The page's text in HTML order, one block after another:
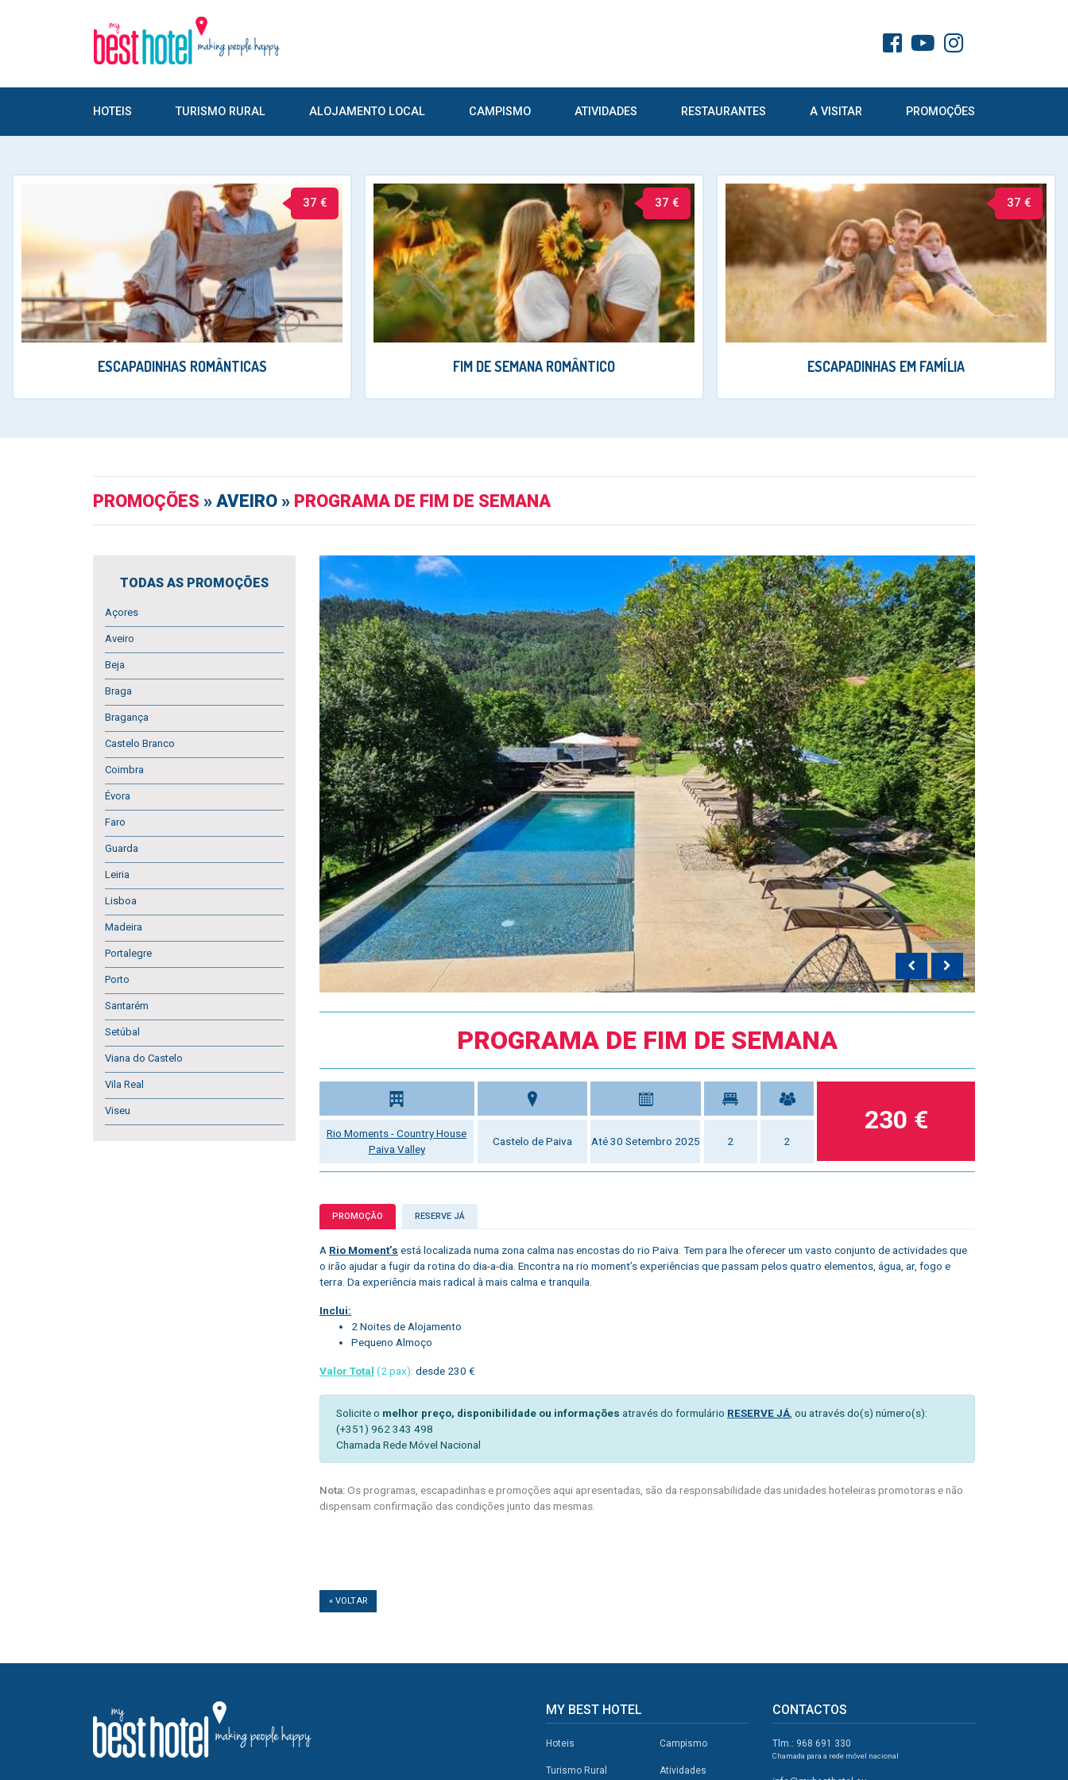
HOTEIS TURISMO RURAL ALOJAMENTO LOCAL CAMPISMO ATIVIDADES RESTAURANTES A VISITAR PROMOÇÕES
37 €
ESCAPADINHAS ROMÂNTICAS
37 €
FIM DE SEMANA ROMÂNTICO
37 €
ESCAPADINHAS EM FAMÍLIA
PROMOÇÕES » AVEIRO » PROGRAMA DE FIM DE SEMANA
TODAS AS PROMOÇÕES
Açores
Aveiro
Beja
Braga
Bragança
Castelo Branco
Coimbra
Évora
Faro
Guarda
Leiria
Lisboa
Madeira
Portalegre
Porto
Santarém
Setúbal
Viana do Castelo
Vila Real
Viseu
PROGRAMA DE FIM DE SEMANA
Rio Moments - Country House
Paiva Valley
Castelo de Paiva Até 30 Setembro 2025 2 2
230 €
PROMOÇÃO RESERVE JÁ
A Rio Moment’s está localizada numa zona calma nas encostas do rio Paiva. Tem para lhe oferecer um vasto conjunto de actividades que
o irão ajudar a fugir da rotina do dia-a-dia. Encontra na rio moment’s experiências que passam pelos quatro elementos, água, ar, fogo e
terra. Da experiência mais radical à mais calma e tranquila.
Inclui:
2 Noites de Alojamento
Pequeno Almoço
Valor Total (2 pax): desde 230 €
Solicite o melhor preço, disponibilidade ou informações através do formulário RESERVE JÁ, ou através do(s) número(s):
(+351) 962 343 498
Chamada Rede Móvel Nacional
Nota:Os programas, escapadinhas e promoções aqui apresentadas, são da responsabilidade das unidades hoteleiras promotoras e não
dispensam confirmação das condições junto das mesmas.
« VOLTAR
MY BEST HOTEL
Hoteis
Turismo Rural
Campismo
Atividades
CONTACTOS
Tlm.: 968 691 330
Chamada para a rede móvel nacional